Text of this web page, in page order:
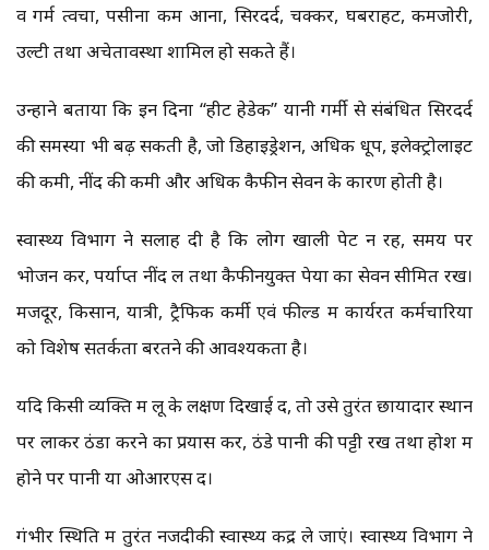
व गर्म त्वचा, पसीना कम आना, सिरदर्द, चक्कर, घबराहट, कमजोरी,
उल्टी तथा अचेतावस्था शामिल हो सकते हैं।
उन्होंने बताया कि इन दिनों “हीट हेडेक” यानी गर्मी से संबंधित सिरदर्द
की समस्या भी बढ़ सकती है, जो डिहाइड्रेशन, अधिक धूप, इलेक्ट्रोलाइट
की कमी, नींद की कमी और अधिक कैफीन सेवन के कारण होती है।
स्वास्थ्य विभाग ने सलाह दी है कि लोग खाली पेट न रहें, समय पर
भोजन करें, पर्याप्त नींद लें तथा कैफीनयुक्त पेयों का सेवन सीमित रखें।
मजदूर, किसान, यात्री, ट्रैफिक कर्मी एवं फील्ड में कार्यरत कर्मचारियों
को विशेष सतर्कता बरतने की आवश्यकता है।
यदि किसी व्यक्ति में लू के लक्षण दिखाई दें, तो उसे तुरंत छायादार स्थान
पर लाकर ठंडा करने का प्रयास करें, ठंडे पानी की पट्टी रखें तथा होश में
होने पर पानी या ओआरएस दें।
गंभीर स्थिति में तुरंत नजदीकी स्वास्थ्य केंद्र ले जाएं। स्वास्थ्य विभाग ने